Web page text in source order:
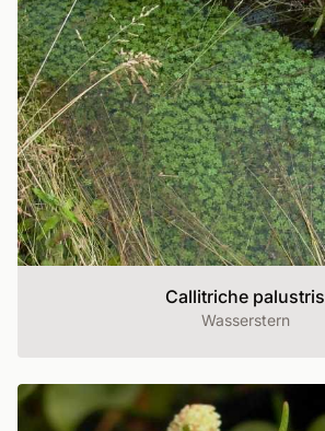
Callitriche palustris
Wasserstern